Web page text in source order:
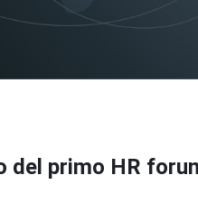
del primo HR